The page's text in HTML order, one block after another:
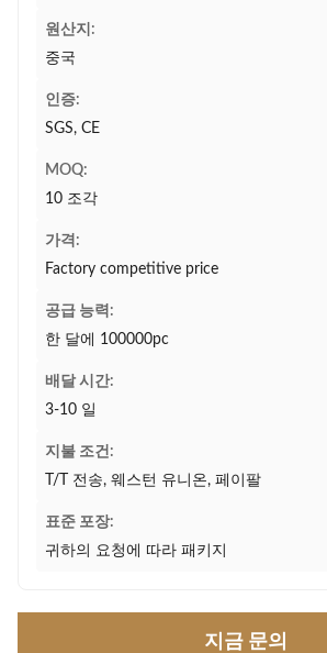
원산지:
중국
인증:
SGS, CE
MOQ:
10 조각
가격:
Factory competitive price
공급 능력:
한 달에 100000pc
배달 시간:
3-10 일
지불 조건:
T/T 전송, 웨스턴 유니온, 페이팔
표준 포장:
귀하의 요청에 따라 패키지
지금 문의